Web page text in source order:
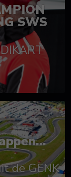
SWS
de GENK